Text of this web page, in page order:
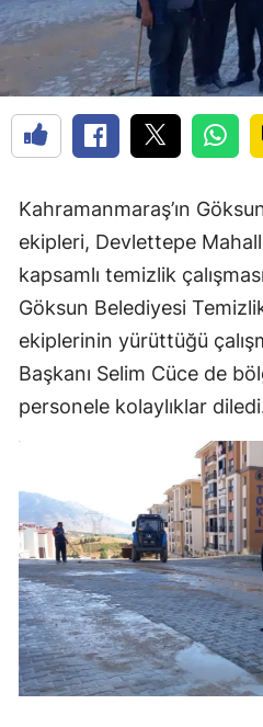
Kahramanmaraş’ın
ekipleri, Devlettepe
kapsamlı temizlik
Göksun Belediyesi
ekiplerinin yürüttüğü
Başkanı Selim Cüce de
personele kolaylıklar